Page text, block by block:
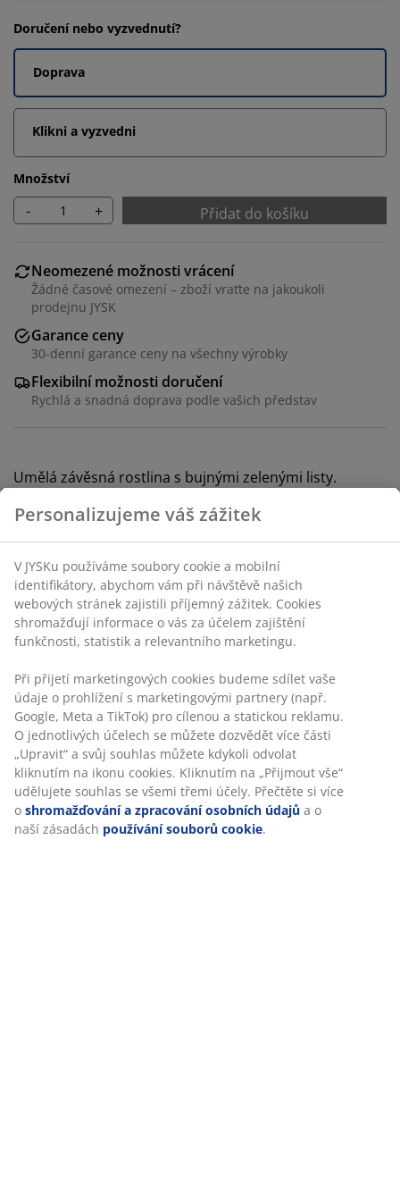
Doručení nebo vyzvednutí?
Doprava
Klikni a vyzvedni
Množství
- + Přidat do košíku
Neomezené možnosti vrácení
Žádné časové omezení – zboží vraťte na jakoukoli
prodejnu JYSK
Garance ceny
30-denní garance ceny na všechny výrobky
Flexibilní možnosti doručení
Rychlá a snadná doprava podle vašich představ
Umělá závěsná rostlina s bujnými zelenými listy.
vnesete kouzlo přírody bez nutnosti údržby.
Skladová položka: 4912613
Hodnocení
(1)
Doprava
Personalizujeme váš zážitek
V JYSKu používáme soubory cookie a mobilní
identifikátory, abychom vám při návštěvě našich
webových stránek zajistili příjemný zážitek. Cookies
shromažďují informace o vás za účelem zajištění
funkčnosti, statistik a relevantního marketingu.
Při přijetí marketingových cookies budeme sdílet vaše
údaje o prohlížení s marketingovými partnery (např.
Google, Meta a TikTok) pro cílenou a statickou reklamu.
O jednotlivých účelech se můžete dozvědět více části
„Upravit“ a svůj souhlas můžete kdykoli odvolat
kliknutím na ikonu cookies. Kliknutím na „Přijmout vše“
udělujete souhlas se všemi třemi účely. Přečtěte si více
o shromažďování a zpracování osobních údajů a o
naší zásadách používání souborů cookie.